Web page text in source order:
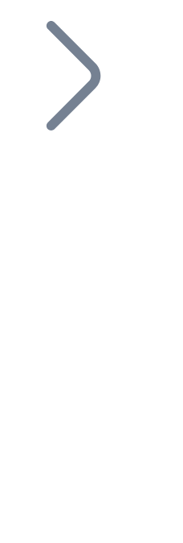
Bitnovo
dans votre entreprise et
écosystème.
distributeurs et
projet à notre service